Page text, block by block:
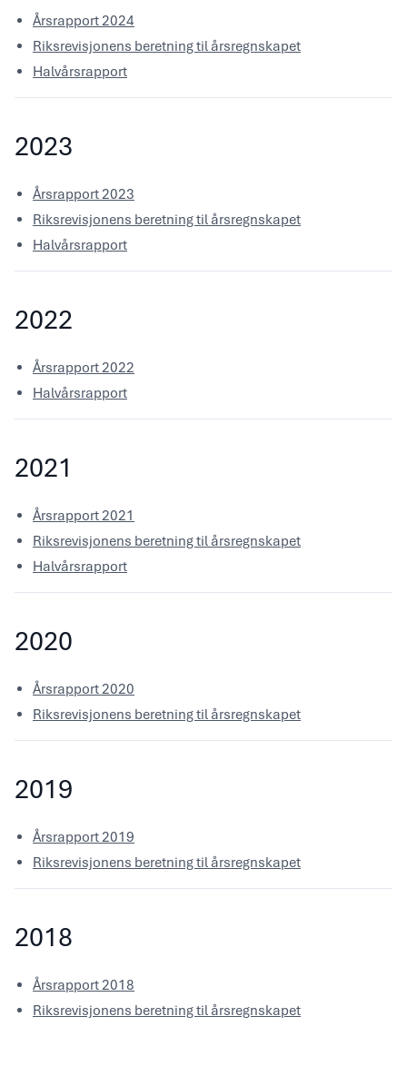
Årsrapport 2024
Riksrevisjonens beretning til årsregnskapet
Halvårsrapport
2023
Årsrapport 2023
Riksrevisjonens beretning til årsregnskapet
Halvårsrapport
2022
Årsrapport 2022
Halvårsrapport
2021
Årsrapport 2021
Riksrevisjonens beretning til årsregnskapet
Halvårsrapport
2020
Årsrapport 2020
Riksrevisjonens beretning til årsregnskapet
2019
Årsrapport 2019
Riksrevisjonens beretning til årsregnskapet
2018
Årsrapport 2018
Riksrevisjonens beretning til årsregnskapet